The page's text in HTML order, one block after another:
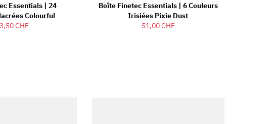
Essentials | 24
Colourful
CHF
Boîte Finetec Essentials | 6 Couleurs
Irisiées Pixie Dust
51,00 CHF